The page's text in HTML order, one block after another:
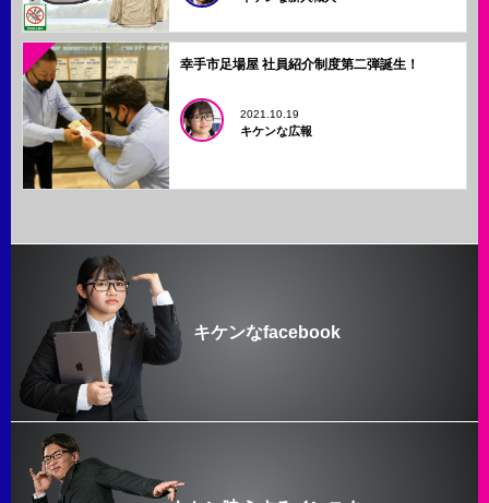
幸手市足場屋 社員紹介制度第二弾誕生！
2021.10.19
キケンな広報
キケンなfacebook